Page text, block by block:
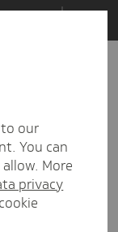
to our
You can
More
privacy